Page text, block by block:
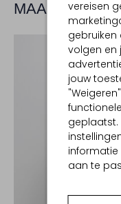
vereisen
gebruiken
volgen en
jouw
geplaatst.
aan te
MAAK JE